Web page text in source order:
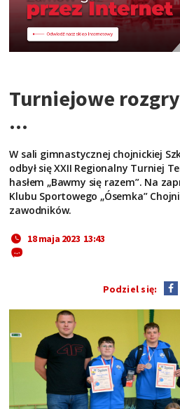
Turniejowe
...
W sali gimnastycznej chojnickiej
odbył się XXII Regionalny Turniej
hasłem „Bawmy się razem”. Na
Klubu Sportowego „Ósemka”
zawodników.
18 maja 2023 13:43
Podziel się: